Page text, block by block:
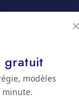
gratuit
modèles
minute.